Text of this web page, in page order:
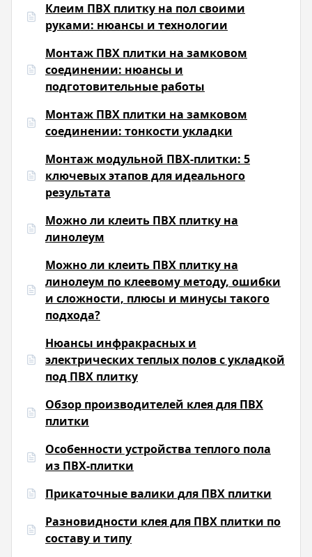
Клеим ПВХ плитку на пол своими
руками: нюансы и технологии
Монтаж ПВХ плитки на замковом
соединении: нюансы и
подготовительные работы
Монтаж ПВХ плитки на замковом
соединении: тонкости укладки
Монтаж модульной ПВХ-плитки: 5
ключевых этапов для идеального
результата
Можно ли клеить ПВХ плитку на
линолеум
Можно ли клеить ПВХ плитку на
линолеум по клеевому методу, ошибки
и сложности, плюсы и минусы такого
подхода?
Нюансы инфракрасных и
электрических теплых полов с укладкой
под ПВХ плитку
Обзор производителей клея для ПВХ
плитки
Особенности устройства теплого пола
из ПВХ-плитки
Прикаточные валики для ПВХ плитки
Разновидности клея для ПВХ плитки по
составу и типу